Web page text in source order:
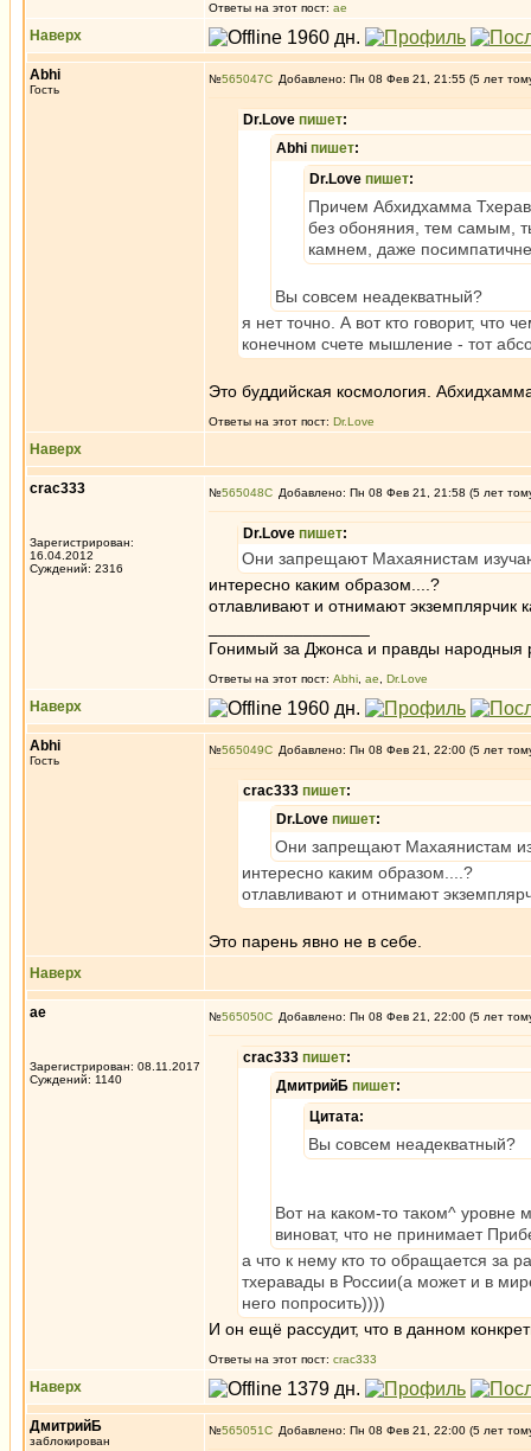
Ответы на этот пост: ae
Наверх
Abhi
Гость
№565047 Добавлено: Пн 08 Фев 21, 21:55 (5 лет
Dr.Love пишет:
Abhi пишет:
Dr.Love пишет:
Причем Абхидхамма
без обоняния, тем самым,
камнем, даже
Вы совсем неадекватный?
я нет точно. А вот кто говорит, что
конечном счете мышление - тот
Это буддийская космология.
Ответы на этот пост: Dr.Love
Наверх
crac333
Зарегистрирован:
16.04.2012
Суждений: 2316
№565048 Добавлено: Пн 08 Фев 21, 21:58 (5 лет
Dr.Love пишет:
Они запрещают Махаянистам
интересно каким образом....?
отлавливают и отнимают экземплярчик
Гонимый за Джонса и правды народныя
Ответы на этот пост: Abhi ae Dr.Love
Наверх
Abhi
Гость
№565049 Добавлено: Пн 08 Фев 21, 22:00 (5 лет
crac333 пишет:
Dr.Love пишет:
Они запрещают Махаянистам
интересно каким образом....?
отлавливают и отнимают
Это парень явно не в себе.
Наверх
ae
Зарегистрирован: 08.11.2017
Суждений: 1140
№565050 Добавлено: Пн 08 Фев 21, 22:00 (5 лет
crac333 пишет:
ДмитрийБ пишет:
Цитата:
Вы совсем неадекватный?
Вот на каком-то таком^
виноват, что не принимает
а что к нему кто то обращается за
тхеравады в России(а может и в
него попросить))))
И он ещё рассудит, что в данном
Ответы на этот пост: crac333
Наверх
ДмитрийБ
заблокирован
№565051 Добавлено: Пн 08 Фев 21, 22:00 (5 лет